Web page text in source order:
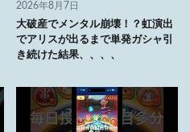
2026年8月7日
大破産でメンタル崩壊！？虹演出
でアリスが出るまで単発ガシャ引
き続けた結果、、、、